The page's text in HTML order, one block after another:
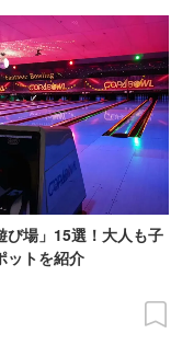
び場」15選！大人も子
ットを紹介